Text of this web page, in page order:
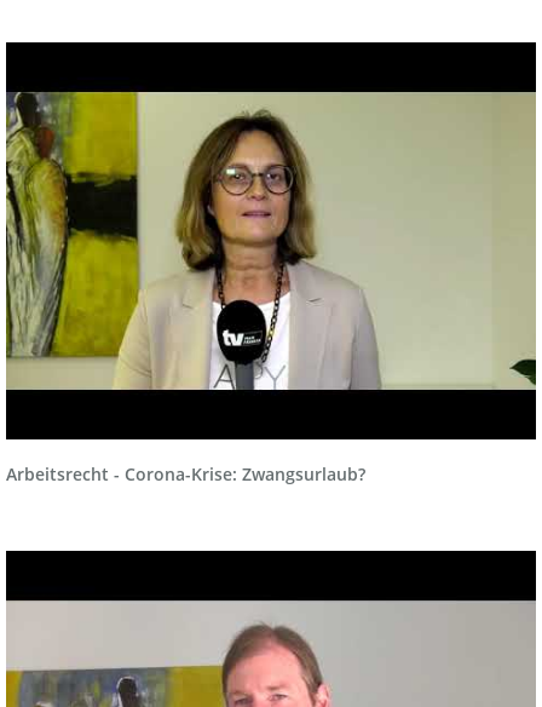
Arbeitsrecht - Corona-Krise: Zwangsurlaub?